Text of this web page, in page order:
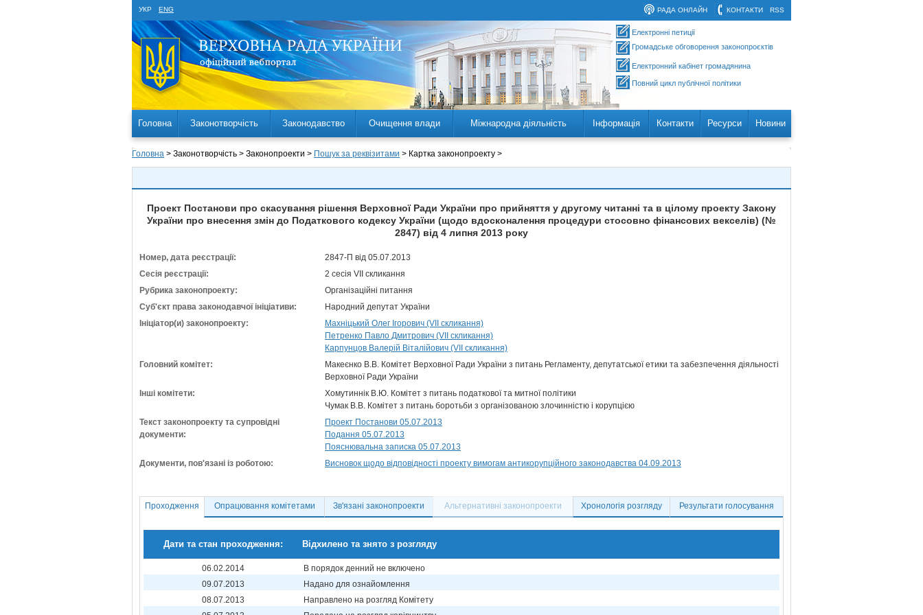
УКР ENG RSS
КОНТАКТИ
РАДА ОНЛАЙН
Електронні петиції
Громадське обговорення законопроєктів
Електронний кабінет громадянина
Повний цикл публічної політики
Головна Законотворчість Законодавство Очищення влади Міжнародна діяльність Інформація Контакти Ресурси Новини
Головна > Законотворчість > Законопроекти > Пошук за реквізитами > Картка законопроекту >
Проект Постанови про скасування рішення Верховної Ради України про прийняття у другому читанні та в цілому проекту Закону
України про внесення змін до Податкового кодексу України (щодо вдосконалення процедури стосовно фінансових векселів) (№
2847) від 4 липня 2013 року
Номер, дата реєстрації:
2847-П від 05.07.2013
Сесія реєстрації:
2 сесія VII скликання
Рубрика законопроекту:
Організаційні питання
Суб'єкт права законодавчої ініціативи:
Народний депутат України
Ініціатор(и) законопроекту:
Махніцький Олег Ігорович (VII скликання)
Петренко Павло Дмитрович (VII скликання)
Карпунцов Валерій Віталійович (VII скликання)
Головний комітет:
Макеєнко В.В. Комітет Верховної Ради України з питань Регламенту, депутатської етики та забезпечення діяльності
Верховної Ради України
Інші комітети:
Хомутиннік В.Ю. Комітет з питань податкової та митної політики
Чумак В.В. Комітет з питань боротьби з організованою злочинністю і корупцією
Текст законопроекту та супровідні
документи:
Проект Постанови 05.07.2013
Подання 05.07.2013
Пояснювальна записка 05.07.2013
Документи, пов'язані із роботою:
Висновок щодо відповідності проекту вимогам антикорупційного законодавства 04.09.2013
Проходження Опрацювання комітетами Зв'язані законопроекти Альтернативні законопроекти Хронологія розгляду Результати голосування
Дати та стан проходження: Відхилено та знято з розгляду
06.02.2014
В порядок денний не включено
09.07.2013
Надано для ознайомлення
08.07.2013
Направлено на розгляд Комітету